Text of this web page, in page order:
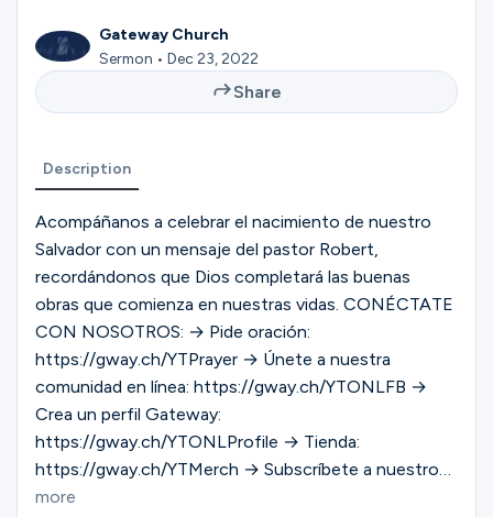
Ministries
Give
Search
English
Gateway Church
Sermon • Dec 23, 2022
Share
Description
Acompáñanos a celebrar el nacimiento de nuestro
Salvador con un mensaje del pastor Robert,
recordándonos que Dios completará las buenas
obras que comienza en nuestras vidas. CONÉCTATE
CON NOSOTROS: → Pide oración:
https://gway.ch/YTPrayer → Únete a nuestra
comunidad en línea: https://gway.ch/YTONLFB →
Crea un perfil Gateway:
https://gway.ch/YTONLProfile → Tienda:
https://gway.ch/YTMerch → Subscríbete a nuestro
canal de YouTube: https://gway.ch/YTSUB
more